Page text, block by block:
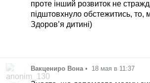
проте інший розвиток не
підштовхнуло обстежитись, то,
Здоровʼя дитині)
Вакцениро Вона • 18 мая в 11:37